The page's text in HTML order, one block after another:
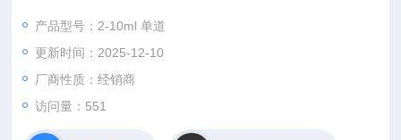
产品型号：2-10ml 单道
更新时间：2025-12-10
厂商性质：经销商
访问量：551